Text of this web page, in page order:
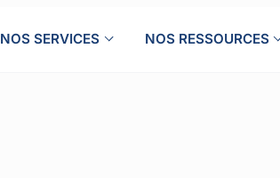
NOS SERVICES NOS RESSOURCES